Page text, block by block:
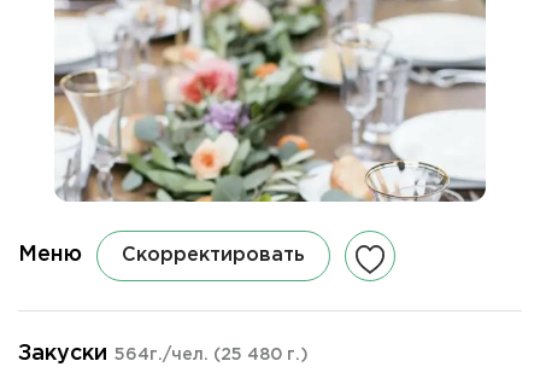
Меню Скорректировать
Закуски 564г./чел. (25 480 г.)